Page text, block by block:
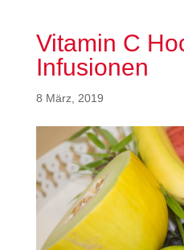
Vitamin C
Infusionen
8 März, 2019